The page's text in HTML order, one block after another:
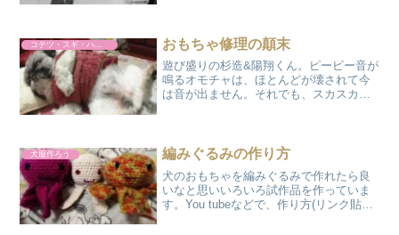
クミシンの2台持ちがお...
おもちゃ修理の顛末
遊び盛りの杉造&陽翔くん。ピーピー音が
鳴るオモチャは、ほとんどが壊されて今
は音が出ません。それでも、スカスカ音
い物をしている際...
犬服作ろう 編みぐるみの作り方
犬のおもちゃを編みぐるみで作れたら良
いなと思いいろいろ試作品を作っていま
す。You tubeなどで、作り方(リンク貼っ